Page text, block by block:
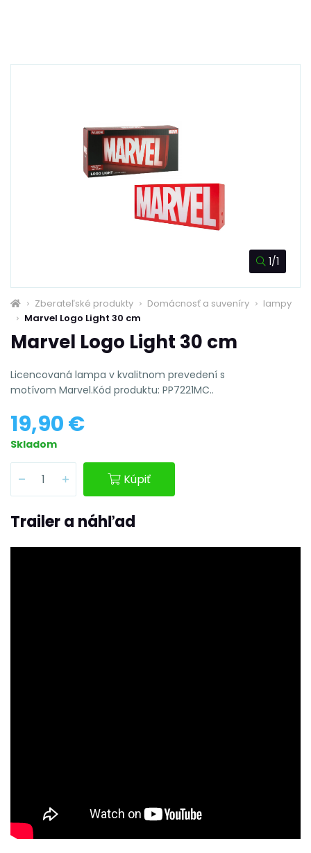
1/1
Zberateľské produkty Domácnosť a suveníry
lampy
Marvel Logo Light 30 cm
Marvel Logo Light 30 cm
Licencovaná lampa v kvalitnom prevedení s
motívom Marvel.Kód produktu: PP7221MC..
19,90 €
Skladom
Kúpiť
Trailer a náhľad